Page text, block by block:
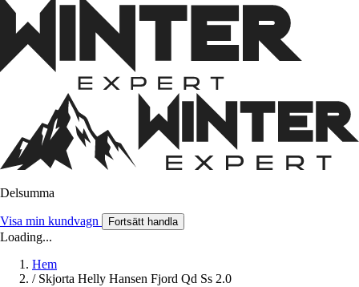
Delsumma
Visa min kundvagn Fortsätt handla
Loading...
Hem
/ Skjorta Helly Hansen Fjord Qd Ss 2.0